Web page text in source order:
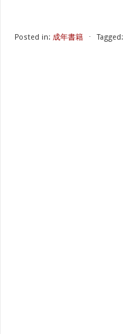
Posted in: 成年書籍 ⋅ Tagged: